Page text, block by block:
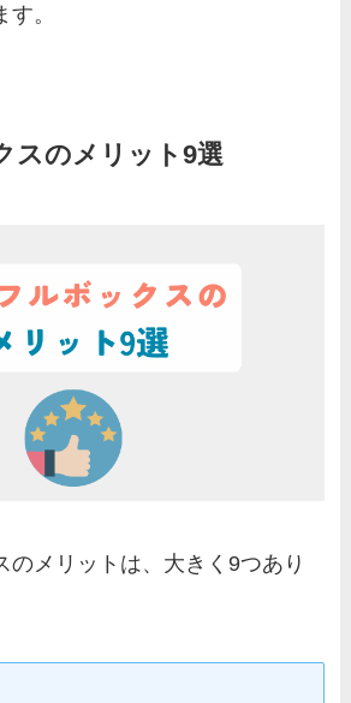
。
スのメリット9選
のメリットは、大きく9つあり